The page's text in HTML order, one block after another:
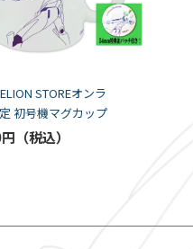
STOREオンラ
初号機マグカップ